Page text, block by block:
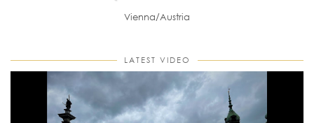
Vienna/Austria
LATEST VIDEO